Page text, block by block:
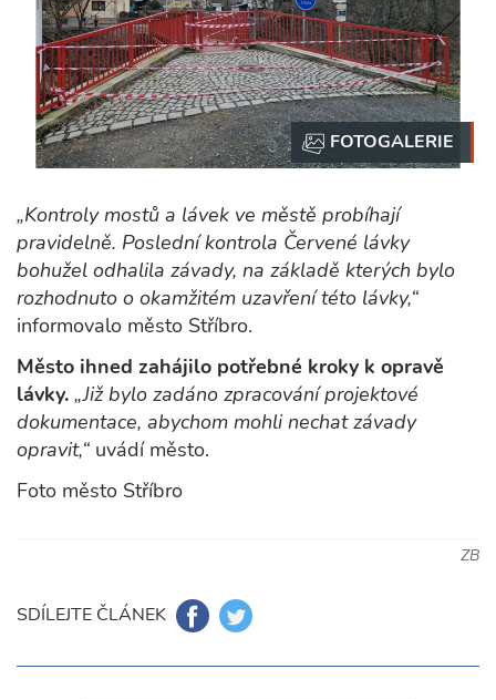
„Kontroly mostů a lávek ve městě probíhají
pravidelně. Poslední kontrola Červené lávky
bohužel odhalila závady, na základě kterých bylo
rozhodnuto o okamžitém uzavření této lávky,“
informovalo město Stříbro.
Město ihned zahájilo potřebné kroky k opravě
lávky. „Již bylo zadáno zpracování projektové
dokumentace, abychom mohli nechat závady
opravit,“ uvádí město.
Foto město Stříbro
ZB
SDÍLEJTE ČLÁNEK